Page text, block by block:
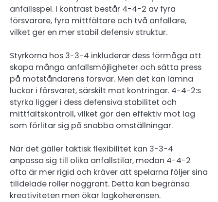
anfallsspel. I kontrast består 4-4-2 av fyra
försvarare, fyra mittfältare och två anfallare,
vilket ger en mer stabil defensiv struktur.
Styrkorna hos 3-3-4 inkluderar dess förmåga att
skapa många anfallsmöjligheter och sätta press
på motståndarens försvar. Men det kan lämna
luckor i försvaret, särskilt mot kontringar. 4-4-2:s
styrka ligger i dess defensiva stabilitet och
mittfältskontroll, vilket gör den effektiv mot lag
som förlitar sig på snabba omställningar.
När det gäller taktisk flexibilitet kan 3-3-4
anpassa sig till olika anfallstilar, medan 4-4-2
ofta är mer rigid och kräver att spelarna följer sina
tilldelade roller noggrant. Detta kan begränsa
kreativiteten men ökar lagkoherensen.